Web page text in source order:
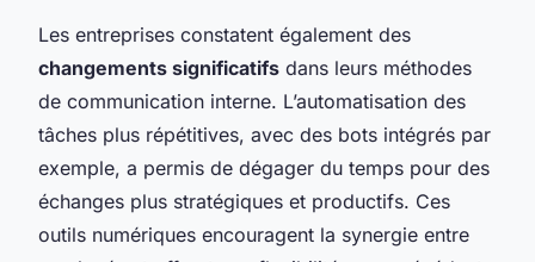
Les entreprises constatent également des
changements significatifs dans leurs méthodes
de communication interne. L’automatisation des
tâches plus répétitives, avec des bots intégrés par
exemple, a permis de dégager du temps pour des
échanges plus stratégiques et productifs. Ces
outils numériques encouragent la synergie entre